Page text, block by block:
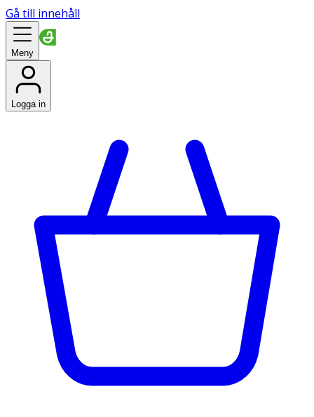
Gå till innehåll
Meny
Logga in